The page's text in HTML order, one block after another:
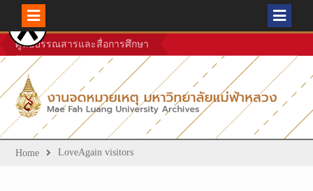
Skip
to
content
ศูนย์บรรณสารและสื่อการศึกษา
Home LoveAgain visitors